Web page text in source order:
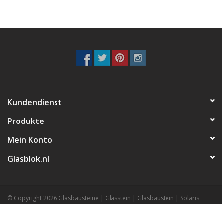
Kundendienst
Produkte
Mein Konto
Glasblok.nl
© Copyright 2026 Glasbausteine | Glasstein | Glasbaustein | Solaris